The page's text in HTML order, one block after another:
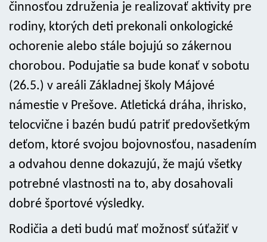
činnosťou združenia je realizovať aktivity pre
rodiny, ktorých deti prekonali onkologické
ochorenie alebo stále bojujú so zákernou
chorobou. Podujatie sa bude konať v sobotu
(26.5.) v areáli Základnej školy Májové
námestie v Prešove. Atletická dráha, ihrisko,
telocvične i bazén budú patriť predovšetkým
deťom, ktoré svojou bojovnosťou, nasadením
a odvahou denne dokazujú, že majú všetky
potrebné vlastnosti na to, aby dosahovali
dobré športové výsledky.
Rodičia a deti budú mať možnosť súťažiť v